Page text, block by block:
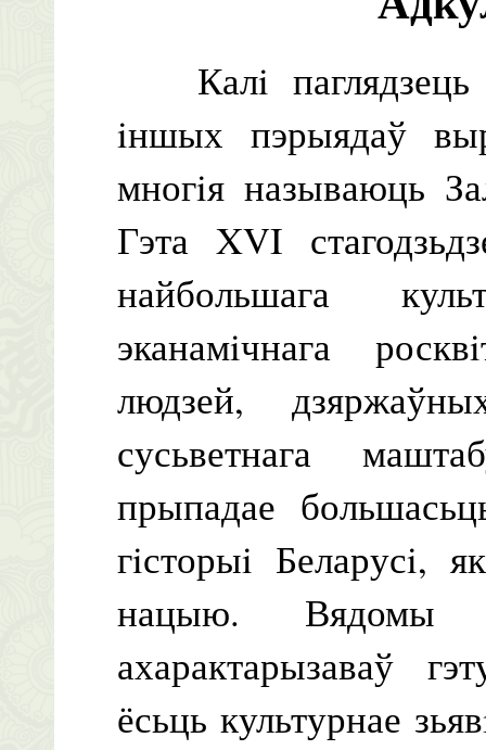
Калi паглядзець
iншых пэрыядаў
многiя называюць
Гэта XVI
найбольшага
эканамiчнага
людзей,
сусьветнага
прыпадае
гiсторыi Беларусi,
нацыю. Вядомы
ахарактарызаваў
ёсьць культурнае